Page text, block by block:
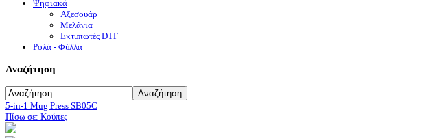
Ψηφιακά
Αξεσουάρ
Μελάνια
Eκτυπωτές DTF
Ρολά - Φύλλα
Αναζήτηση
5-in-1 Mug Press SB05C
Πίσω σε: Κούπες